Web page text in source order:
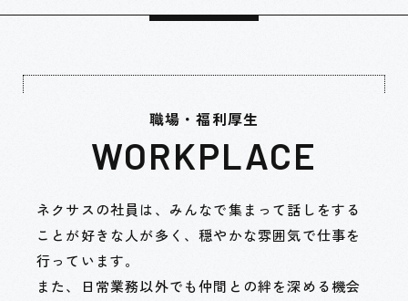
職場・福利厚生
WORKPLACE
ネクサスの社員は、みんなで集まって話しをする
ことが好きな人が多く、穏やかな雰囲気で仕事を
行っています。
また、日常業務以外でも仲間との絆を深める機会